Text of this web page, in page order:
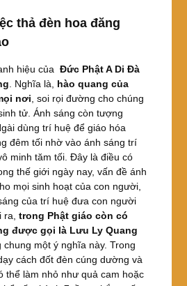
thả đèn hoa đăng
hiệu của Đức Phật A Di Đà
. Nghĩa là, hào quang của
nơi, soi rọi đường cho chúng
tử. Ánh sáng còn tượng
dùng trí huệ để giáo hóa
đêm tối nhờ vào ánh sáng trí
minh tăm tối. Đây là điều có
thế giới ngày nay, vấn đề ánh
mọi sinh hoạt của con người,
của trí huệ đưa con người
ra, trong Phật giáo còn có
được gọi là Lưu Ly Quang
chung một ý nghĩa này. Trong
cách đốt đèn cúng dường và
thể làm nhỏ như quả cam hoặc